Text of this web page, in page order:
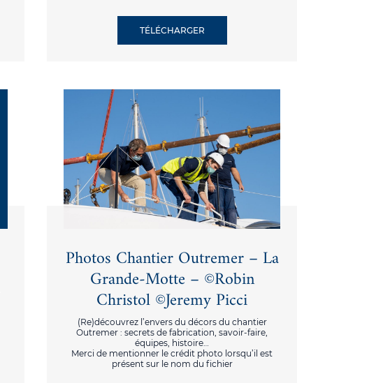
TÉLÉCHARGER
Photos Chantier Outremer – La
Grande-Motte – ©Robin
Christol ©Jeremy Picci
(Re)découvrez l’envers du décors du chantier
Outremer : secrets de fabrication, savoir-faire,
équipes, histoire…
Merci de mentionner le crédit photo lorsqu’il est
présent sur le nom du fichier